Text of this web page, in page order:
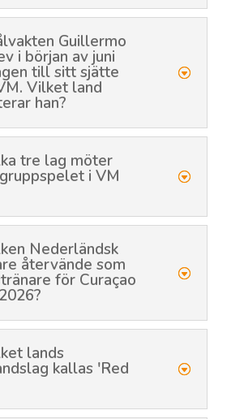
Guillermo
i början av juni
till sitt sjätte
Vilket land
han?
tre lag möter
i VM
Nederländsk
återvände som
för Curaçao
lands
kallas 'Red